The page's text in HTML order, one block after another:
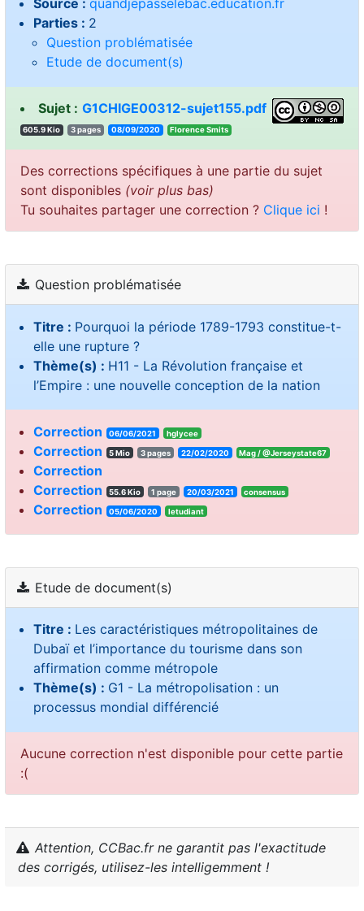
Source : quandjepasselebac.education.fr
Parties : 2
Question problématisée
Etude de document(s)
Sujet : G1CHIGE00312-sujet155.pdf
605.9 Kio 3 pages 08/09/2020 stimS ecnerolF
Des corrections spécifiques à une partie du sujet
sont disponibles (voir plus bas)
Tu souhaites partager une correction ? Clique ici !
Question problématisée
Titre : Pourquoi la période 1789-1793 constitue-t-
elle une rupture ?
Thème(s) : H11 - La Révolution française et
l’Empire : une nouvelle conception de la nation
Correction 06/06/2021 hglycee
Correction 5 Mio 3 pages 22/02/2020 Mag / @Jerseystate67
Correction
Correction
55.6 Kio 1 page 20/03/2021 consensus
Correction 05/06/2020 letudiant
Etude de document(s)
Titre : Les caractéristiques métropolitaines de
Dubaï et l’importance du tourisme dans son
affirmation comme métropole
Thème(s) : G1 - La métropolisation : un
processus mondial différencié
Aucune correction n'est disponible pour cette partie
:(
Attention, CCBac.fr ne garantit pas l'exactitude
des corrigés, utilisez-les intelligemment !